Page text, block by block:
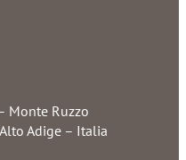
Monte Ruzzo
Adige – Italia